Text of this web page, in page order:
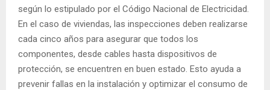
según lo estipulado por el Código Nacional de Electricidad.
En el caso de viviendas, las inspecciones deben realizarse
cada cinco años para asegurar que todos los
componentes, desde cables hasta dispositivos de
protección, se encuentren en buen estado. Esto ayuda a
prevenir fallas en la instalación y optimizar el consumo de